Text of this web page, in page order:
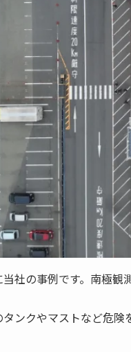
当社の事例です。南極
ンクやマストなど危